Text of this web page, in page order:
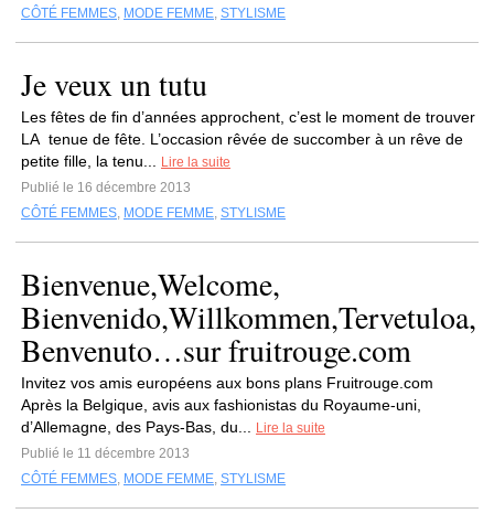
CÔTÉ FEMMES, MODE FEMME, STYLISME
Je veux un tutu
Les fêtes de fin d’années approchent, c’est le moment de trouver
LA tenue de fête. L’occasion rêvée de succomber à un rêve de
petite fille, la tenu...
Lire la suite
Publié le 16 décembre 2013
CÔTÉ FEMMES, MODE FEMME, STYLISME
Bienvenue,Welcome,
Bienvenido,Willkommen,Tervetuloa,
Benvenuto…sur fruitrouge.com
Invitez vos amis européens aux bons plans Fruitrouge.com
Après la Belgique, avis aux fashionistas du Royaume-uni,
d’Allemagne, des Pays-Bas, du...
Lire la suite
Publié le 11 décembre 2013
CÔTÉ FEMMES, MODE FEMME, STYLISME